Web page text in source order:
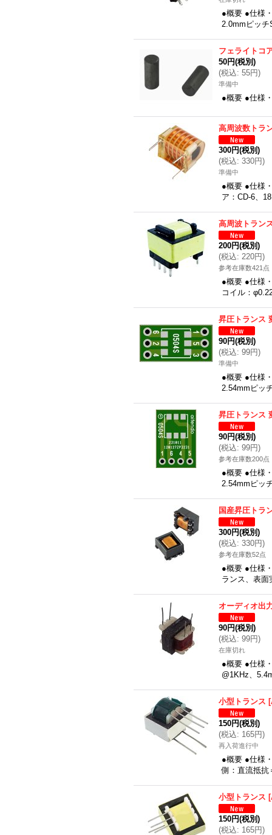
●概要 ●仕様
2.0mmピッ
フェライトコ
50円(税別)
(税込: 55円)
準備中
●概要 ●仕様
高周波数トラ
300円(税別)
(税込: 330円)
準備中
●概要 ●仕様
ア：CD-6、
高周波トラン
200円(税別)
(税込: 220円)
参考在庫数421点
●概要 ●仕様
コイル：
昇圧トランス
90円(税別)
(税込: 99円)
準備中
●概要 ●仕様
2.54mmピッ
昇圧トランス
90円(税別)
(税込: 99円)
参考在庫数200点
●概要 ●仕様
2.54mmピッ
国産昇圧トラ
300円(税別)
(税込: 330円)
参考在庫数52点
●概要 ●仕様
ランス、表
オーディオ出
90円(税別)
(税込: 99円)
在庫切れ
●概要 ●仕様
@1KHz、
小型トランス [
150円(税別)
(税込: 165円)
再入荷進行中
●概要 ●仕様
側：直流抵
小型トランス [
150円(税別)
(税込: 165円)